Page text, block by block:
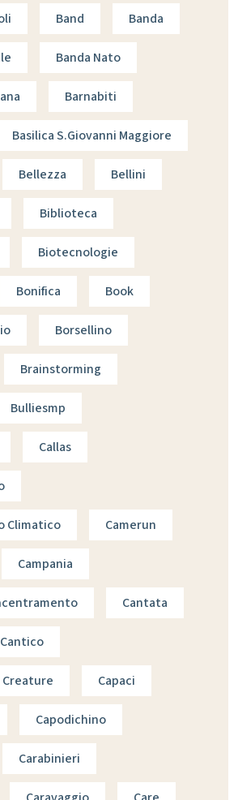
Band Banda
Banda Nato
Barnabiti
Basilica S.giovanni Maggiore
Bellezza Bellini
Biblioteca
Biotecnologie
Bonifica Book
Borsellino
Brainstorming
Bulliesmp
Callas
Climatico Camerun
Campania
Cantata
Cantico
Creature Capaci
Capodichino
Carabinieri